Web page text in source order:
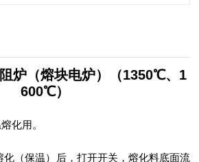
炉（熔块电炉）（1350℃、1
600℃）
化用。
（保温）后，打开开关，熔化料底面流